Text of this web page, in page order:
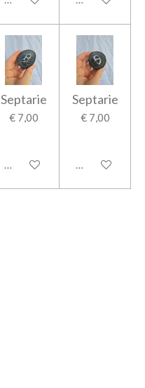
Septarie
€ 7,00
In winkelwagen
Septarie
€ 7,00
In